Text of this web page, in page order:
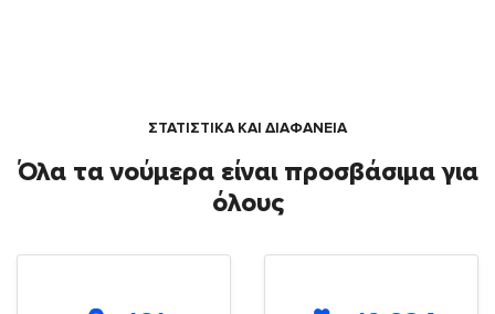
ΣΤΑΤΙΣΤΙΚΑ ΚΑΙ ΔΙΑΦΑΝΕΙΑ
Όλα τα νούμερα είναι προσβάσιμα για
όλους